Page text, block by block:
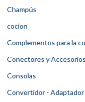
Champús
cocion
Complementos para la
Conectores y
Consolas
Convertidor -